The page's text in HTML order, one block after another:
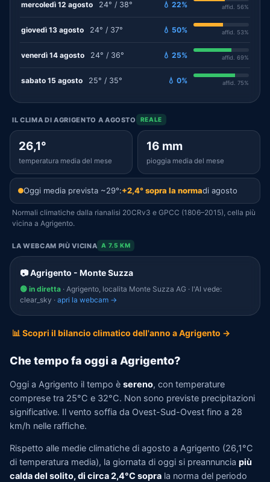
mercoledì 12 agosto 24° / 38° 💧 22% affid. 56%
giovedì 13 agosto 24° / 37° 💧 50% affid. 53%
venerdì 14 agosto 24° / 36° 💧 25% affid. 69%
sabato 15 agosto 25° / 35° 💧 0% affid. 75%
IL CLIMA DI AGRIGENTO A AGOSTO REALE
26,1°
temperatura media del mese
16 mm
pioggia media del mese
Oggi media prevista ~29°:+2,4° sopra la normadi agosto
Normali climatiche dalla rianalisi 20CRv3 e GPCC (1806–2015), cella più
vicina a Agrigento.
LA WEBCAM PIÙ VICINA A 7.5 KM
📷 Agrigento - Monte Suzza
🟢 in diretta · Agrigento, localita Monte Suzza AG · l'AI vede:
clear_sky · apri la webcam →
📊 Scopri il bilancio climatico dell'anno a Agrigento →
Che tempo fa oggi a Agrigento?
Oggi a Agrigento il tempo è sereno, con temperature
comprese tra 25°C e 32°C. Non sono previste precipitazioni
significative. Il vento soffia da Ovest-Sud-Ovest fino a 28
km/h nelle raffiche.
Rispetto alle medie climatiche di agosto a Agrigento (26,1°C
di temperatura media), la giornata di oggi si preannuncia più
calda del solito, di circa 2,4°C sopra la norma del periodo